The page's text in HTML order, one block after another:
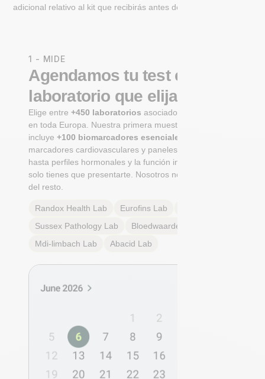
adicional relativo al kit que recibirás antes de ir al laboratorio.
1 - MIDE
Agendamos tu test en un
laboratorio que elijas
Elige entre+450 laboratoriosasociados certificados
en toda Europa. Nuestra primera muestra integral
incluye+100 biomarcadores esenciales
marcadores cardiovasculares y paneles metabólicos
hasta perfiles hormonales y la función inmunológica. Tú
solo tienes que presentarte. Nosotros nos encargamos
del resto.
Randox Health Lab Eurofins Lab
Sussex Pathology Lab Bloedwaardentest
Mdi-limbach Lab Abacid Lab